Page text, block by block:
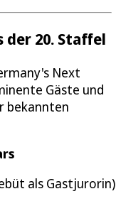
der 20. Staffel
Next
Gäste und
bekannten
als Gastjurorin)